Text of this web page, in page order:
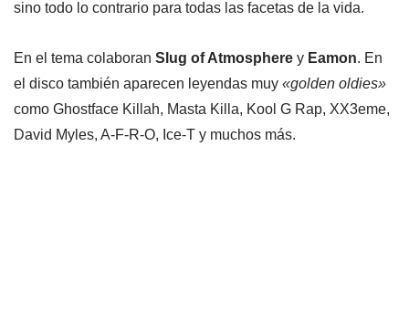
sino todo lo contrario para todas las facetas de la vida.
En el tema colaboran Slug of Atmosphere y Eamon. En
el disco también aparecen leyendas muy «golden oldies»
como Ghostface Killah, Masta Killa, Kool G Rap, XX3eme,
David Myles, A-F-R-O, Ice-T y muchos más.